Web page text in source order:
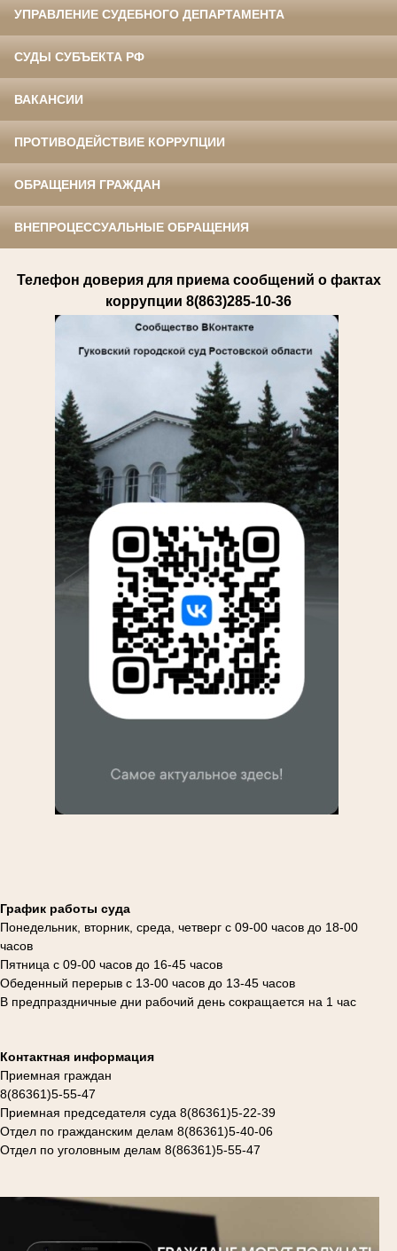
УПРАВЛЕНИЕ СУДЕБНОГО ДЕПАРТАМЕНТА
СУДЫ СУБЪЕКТА РФ
ВАКАНСИИ
ПРОТИВОДЕЙСТВИЕ КОРРУПЦИИ
ОБРАЩЕНИЯ ГРАЖДАН
ВНЕПРОЦЕССУАЛЬНЫЕ ОБРАЩЕНИЯ
Телефон доверия для приема сообщений о фактах
коррупции 8(863)285-10-36
График работы суда
Понедельник, вторник, среда, четверг с 09-00 часов до 18-00
часов
Пятница с 09-00 часов до 16-45 часов
Обеденный перерыв с 13-00 часов до 13-45 часов
В предпраздничные дни рабочий день сокращается на 1 час
Контактная информация
Приемная граждан
8(86361)5-55-47
Приемная председателя суда 8(86361)5-22-39
Отдел по гражданским делам 8(86361)5-40-06
Отдел по уголовным делам 8(86361)5-55-47